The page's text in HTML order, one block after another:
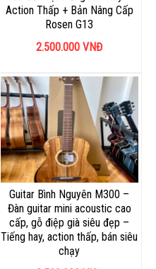
Action Thấp + Bản Nâng Cấp
Rosen G13
2.500.000 VNĐ
Guitar Bình Nguyên M300 –
Đàn guitar mini acoustic cao
cấp, gỗ điệp già siêu đẹp –
Tiếng hay, action thấp, bán siêu
chạy